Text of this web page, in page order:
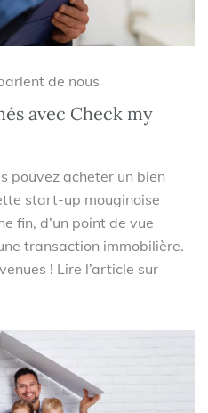
de nous
avec Check my
pouvez acheter un bien
start-up mouginoise
fin, d’un point de vue
transaction immobilière.
! Lire l’article sur